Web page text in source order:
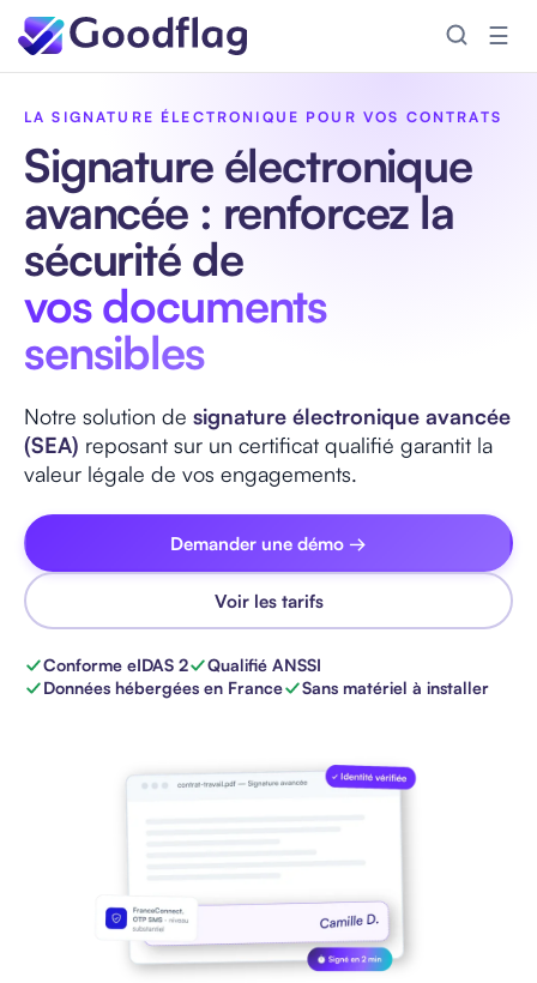
☰
LA SIGNATURE ÉLECTRONIQUE POUR VOS CONTRATS
Signature électronique
avancée : renforcez la
sécurité de
vos documents
sensibles
Notre solution de signature électronique avancée
(SEA) reposant sur un certificat qualifié garantit la
valeur légale de vos engagements.
Demander une démo →
Voir les tarifs
Conforme eIDAS 2
Qualifié ANSSI
Données hébergées en France
Sans matériel à installer